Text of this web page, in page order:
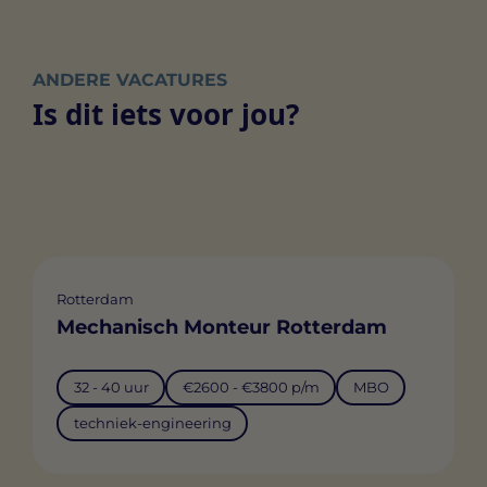
ANDERE VACATURES
Is dit iets voor jou?
Rotterdam
Mechanisch Monteur Rotterdam
32 - 40 uur €2600 - €3800 p/m MBO
techniek-engineering